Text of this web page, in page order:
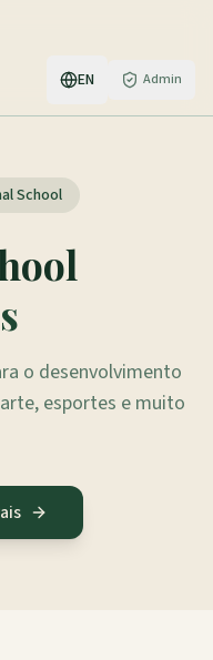
EN Admin
School
o desenvolvimento
esportes e muito